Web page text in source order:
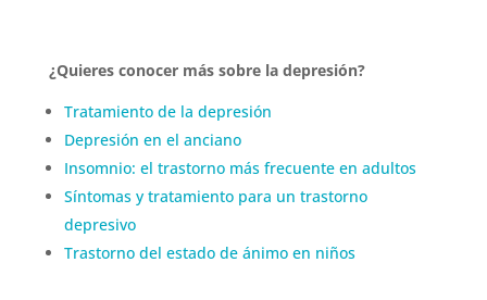
¿Quieres conocer más sobre la depresión?
Tratamiento de la depresión
Depresión en el anciano
Insomnio: el trastorno más frecuente en adultos
Síntomas y tratamiento para un trastorno
depresivo
Trastorno del estado de ánimo en niños